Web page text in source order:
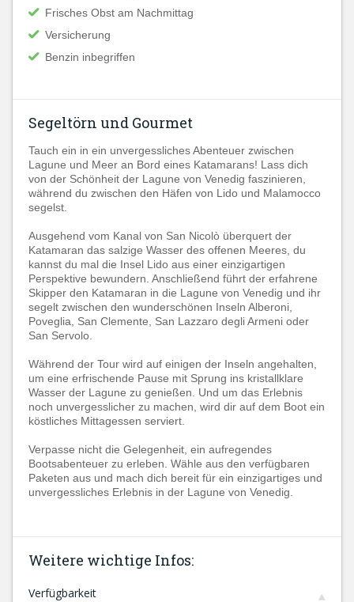
Frisches Obst am Nachmittag
Versicherung
Benzin inbegriffen
Segeltörn und Gourmet
Tauch ein in ein unvergessliches Abenteuer zwischen
Lagune und Meer an Bord eines Katamarans! Lass dich
von der Schönheit der Lagune von Venedig faszinieren,
während du zwischen den Häfen von Lido und Malamocco
segelst.
Ausgehend vom Kanal von San Nicolò überquert der
Katamaran das salzige Wasser des offenen Meeres, du
kannst du mal die Insel Lido aus einer einzigartigen
Perspektive bewundern. Anschließend führt der erfahrene
Skipper den Katamaran in die Lagune von Venedig und ihr
segelt zwischen den wunderschönen Inseln Alberoni,
Poveglia, San Clemente, San Lazzaro degli Armeni oder
San Servolo.
Während der Tour wird auf einigen der Inseln angehalten,
um eine erfrischende Pause mit Sprung ins kristallklare
Wasser der Lagune zu genießen. Und um das Erlebnis
noch unvergesslicher zu machen, wird dir auf dem Boot ein
köstliches Mittagessen serviert.
Verpasse nicht die Gelegenheit, ein aufregendes
Bootsabenteuer zu erleben. Wähle aus den verfügbaren
Paketen aus und mach dich bereit für ein einzigartiges und
unvergessliches Erlebnis in der Lagune von Venedig.
Weitere wichtige Infos:
Verfügbarkeit